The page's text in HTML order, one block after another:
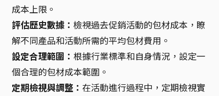
成本上限。
評估歷史數據： 檢視過去促銷活動的包材成本，瞭
解不同產品和活動所需的平均包材費用。
設定合理範圍： 根據行業標準和自身情況，設定一
個合理的包材成本範圍。
定期檢視與調整： 在活動進行過程中，定期檢視實